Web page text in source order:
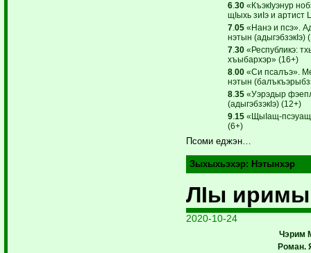
6.30 «КъэкIуэнур
щIыхь зиIэ и артист
7.05 «Нанэ и псэ».
нэтын (адыгэбзэкIэ)
7.30 «Республикэ:
хъыбархэр» (16+)
8.00 «Си псалъэ».
нэтын
8.35 «Уэрэдыр
(адыгэбзэкIэ) (12+)
9.15 «ЩыIащ-
(6+)
Псоми еджэн…
Зыхыхьэхэр: Нэтынхэр
ЛIы
2020-10-24
Чэрим
Роман.